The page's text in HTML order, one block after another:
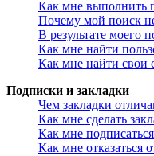
Как мне выполнить
Почему мой поиск не
В результате моего
Как мне найти
Как мне найти свои
Подписки и закладки
Чем закладки
Как мне сделать
Как мне
Как мне отказаться